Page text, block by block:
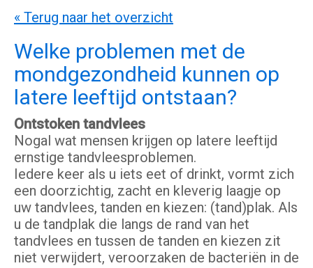
« Terug naar het overzicht
Welke problemen met de
mondgezondheid kunnen op
latere leeftijd ontstaan?
Ontstoken tandvlees
Nogal wat mensen krijgen op latere leeftijd
ernstige tandvleesproblemen.
Iedere keer als u iets eet of drinkt, vormt zich
een doorzichtig, zacht en kleverig laagje op
uw tandvlees, tanden en kiezen: (tand)plak. Als
u de tandplak die langs de rand van het
tandvlees en tussen de tanden en kiezen zit
niet verwijdert, veroorzaken de bacteriën in de